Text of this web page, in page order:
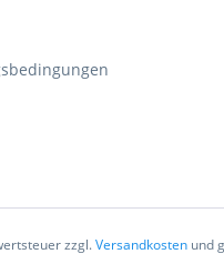
zzgl.Versandkostenund